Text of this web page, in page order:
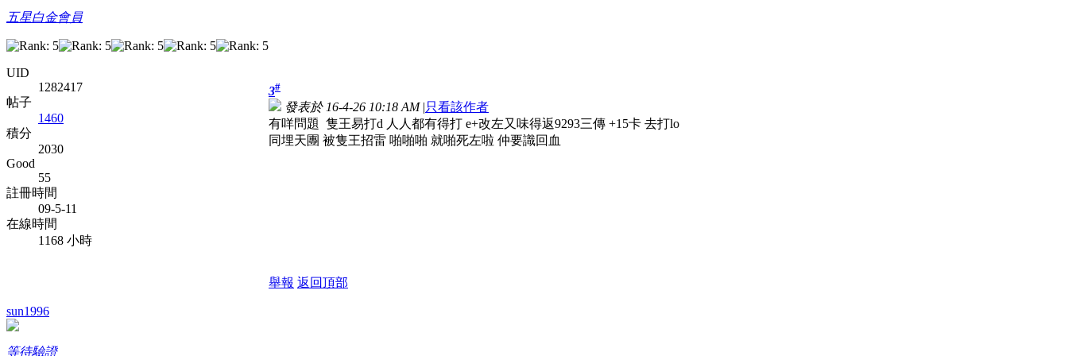
五星白金會員
UID
1282417
帖子
1460
積分
2030
Good
55
註冊時間
09-5-11
在線時間
1168 小時
3#
發表於 16-4-26 10:18 AM |只看該作者
有咩問題 隻王易打d 人人都有得打 e+改左又味得返9293三傳 +15卡 去打lo
同埋天團 被隻王招雷 啪啪啪 就啪死左啦 仲要識回血
舉報 返回頂部
sun1996
等待驗證